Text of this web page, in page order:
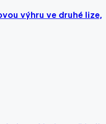
výhru ve druhé lize,